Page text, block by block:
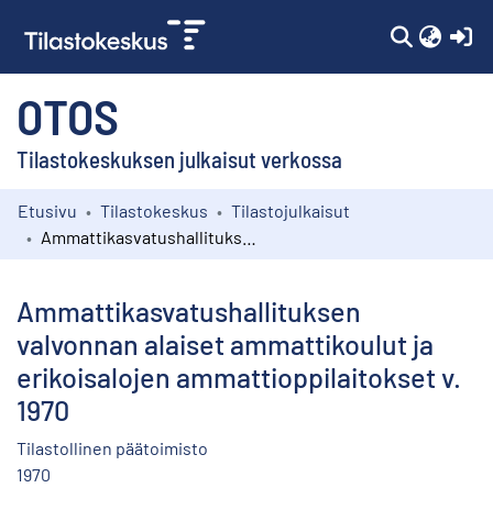
OTOS
Tilastokeskuksen julkaisut verkossa
Kokoelmat
Etusivu Tilastokeskus
Tilastojulkaisut
Ammattikasvatushallituksen
valvonnan alaiset ammattikoulut ja
erikoisalojen ammattioppilaitokset v.
1970
Tilastollinen päätoimisto
1970